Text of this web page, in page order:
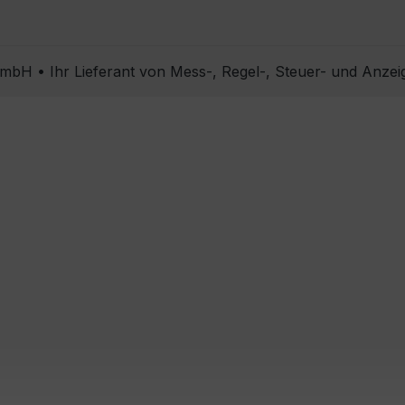
• Ihr Lieferant von Mess-, Regel-, Steuer- und